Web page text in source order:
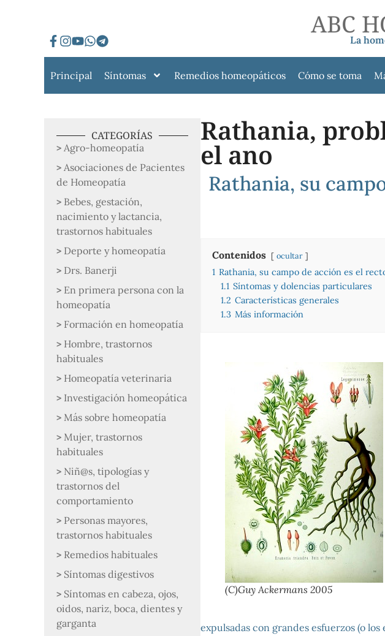
ABC
La
Principal Síntomas Remedios homeopáticos Cómo se toma
CATEGORÍAS
Agro-homeopatía
Asociaciones de Pacientes
de Homeopatía
Bebes, gestación,
nacimiento y lactancia,
trastornos habituales
Deporte y homeopatía
Drs. Banerji
En primera persona con la
homeopatía
Formación en homeopatía
Hombre, trastornos
habituales
Homeopatía veterinaria
Investigación homeopática
Más sobre homeopatía
Mujer, trastornos
habituales
Niñ@s, tipologías y
trastornos del
comportamiento
Personas mayores,
trastornos habituales
Remedios habituales
Síntomas digestivos
Síntomas en cabeza, ojos,
oidos, nariz, boca, dientes y
garganta
Rathania,
el ano
Rathania, su
Contenidos ocultar
1 Rathania, su campo de acción es el
1.1 Síntomas y dolencias particulares
1.2 Características generales
1.3 Más información
(C)Guy Ackermans 2005
expulsadas con grandes esfuerzos (o